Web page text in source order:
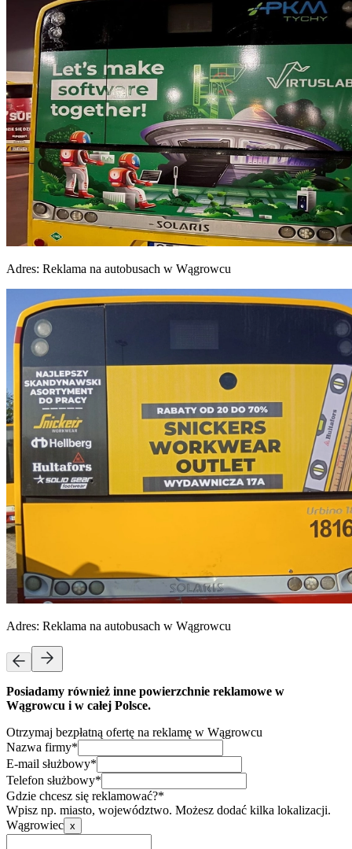
Adres: Reklama na autobusach w Wągrowcu
Adres: Reklama na autobusach w Wągrowcu
Posiadamy również inne powierzchnie reklamowe w
Wągrowcu i w całej Polsce.
Otrzymaj bezpłatną ofertę na reklamę w Wągrowcu
Nazwa firmy*
E-mail służbowy*
Telefon służbowy*
Gdzie chcesz się reklamować?*
Wpisz np. miasto, województwo. Możesz dodać kilka lokalizacji.
Wągrowiec x